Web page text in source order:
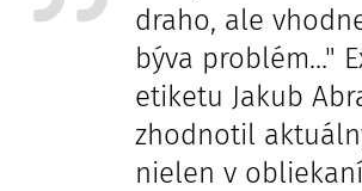
draho, ale
býva problém…"
etiketu Jakub
zhodnotil
nielen v